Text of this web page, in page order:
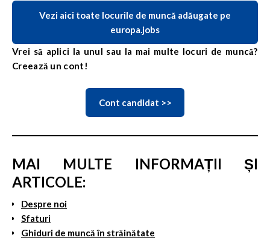
Vezi aici toate locurile de muncă adăugate pe
europa.jobs
Vrei să aplici la unul sau la mai multe locuri de muncă?
Creează un cont!
Cont candidat >>
MAI MULTE INFORMAȚII ȘI
ARTICOLE:
Despre noi
Sfaturi
Ghiduri de muncă în străinătate